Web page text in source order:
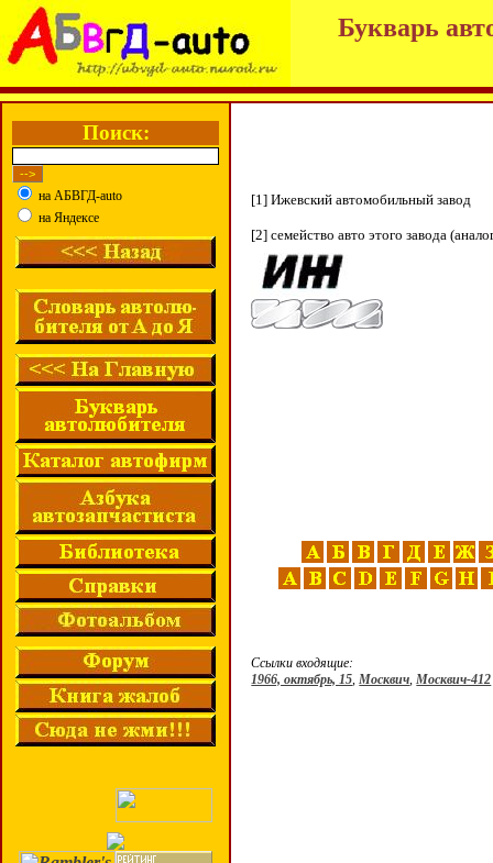
Букварь
Поиск:
на АБВГД-auto
на Яндексе
[1] Ижевский автомобильный завод
[2] семейство авто этого завода
Ссылки входящие:
1966, октябрь, 15,Москвич,Москвич-412